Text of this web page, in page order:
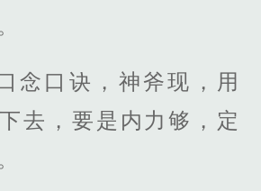
念口诀，神斧现，用
去，要是内力够，定